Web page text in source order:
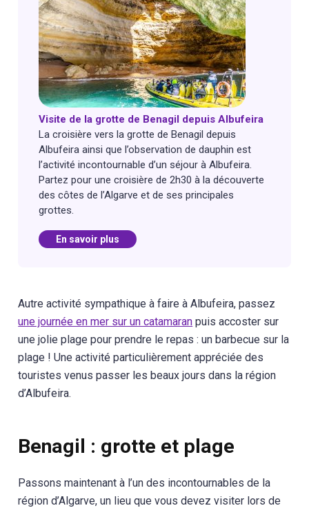
Visite de la grotte de Benagil depuis Albufeira
La croisière vers la grotte de Benagil depuis
Albufeira ainsi que l’observation de dauphin est
l’activité incontournable d’un séjour à Albufeira.
Partez pour une croisière de 2h30 à la découverte
des côtes de l’Algarve et de ses principales
grottes.
En savoir plus
Autre activité sympathique à faire à Albufeira, passez
une journée en mer sur un catamaran puis accoster sur
une jolie plage pour prendre le repas : un barbecue sur la
plage ! Une activité particulièrement appréciée des
touristes venus passer les beaux jours dans la région
d’Albufeira.
Benagil : grotte et plage
Passons maintenant à l’un des incontournables de la
région d’Algarve, un lieu que vous devez visiter lors de